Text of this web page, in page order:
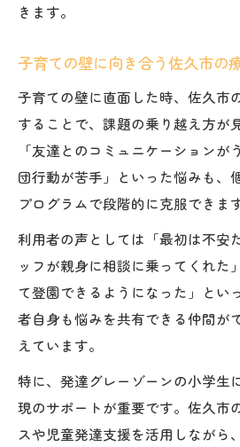
きます。
子育ての壁に向き合う佐久市の
子育ての壁に直面した時、佐久市
することで、課題の乗り越え方が
「友達とのコミュニケーションが
団行動が苦手」といった悩みも、
プログラムで段階的に克服できます
利用者の声としては「最初は不安
ッフが親身に相談に乗ってくれた
て登園できるようになった」とい
者自身も悩みを共有できる仲間が
えています。
特に、発達グレーゾーンの小学生
現のサポートが重要です。佐久市
スや児童発達支援を活用しながら